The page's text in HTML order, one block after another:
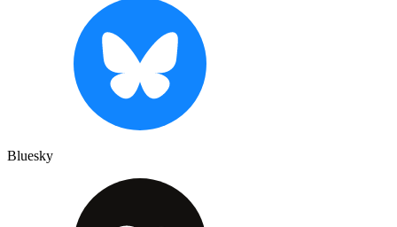
Bluesky